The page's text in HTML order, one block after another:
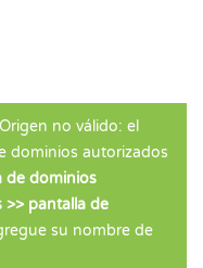
no válido: el
dominios autorizados
de dominios
>> pantalla de
su nombre de